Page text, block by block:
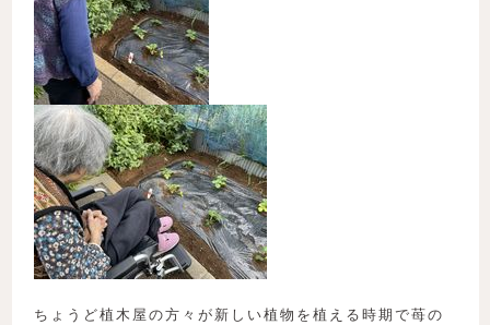
ちょうど植木屋の方々が新しい植物を植える時期で苺の